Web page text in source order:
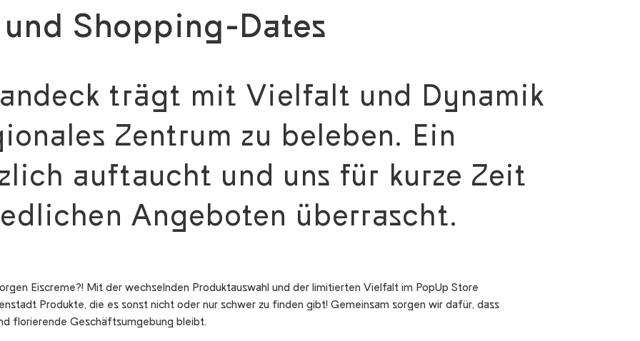
und Shopping-Dates
trägt mit Vielfalt und Dynamik
Zentrum zu beleben. Ein
auftaucht und uns für kurze Zeit
Angeboten überrascht.
Eiscreme?! Mit der wechselnden Produktauswahl und der limitierten Vielfalt im PopUp Store
Produkte, die es sonst nicht oder nur schwer zu finden gibt! Gemeinsam sorgen wir dafür, dass
florierende Geschäftsumgebung bleibt.